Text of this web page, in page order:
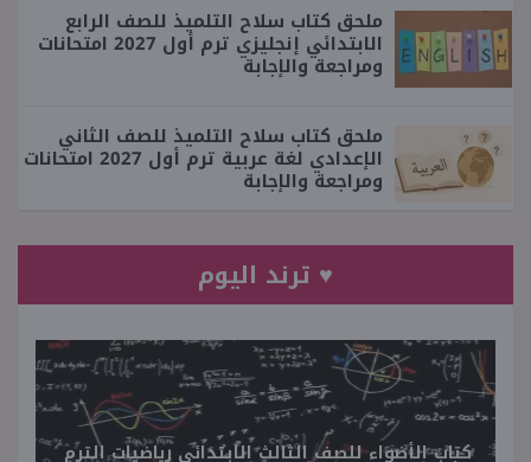
ملحق كتاب سلاح التلميذ للصف الرابع
الابتدائي إنجليزي ترم أول 2027 امتحانات
ومراجعة والإجابة
ملحق كتاب سلاح التلميذ للصف الثاني
الإعدادي لغة عربية ترم أول 2027 امتحانات
ومراجعة والإجابة
♥ ترند اليوم
كتاب الأضواء للصف الثالث الابتدائي رياضيات الترم